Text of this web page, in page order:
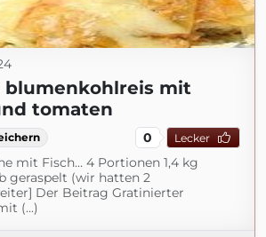
blumenkohlreis mit
tomaten
0 Lecker
mit Fisch… 4 Portionen 1,4 kg
geraspelt (wir hatten 2
Der Beitrag Gratinierter
(...)